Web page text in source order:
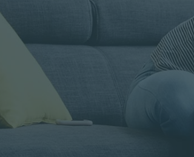
ESTIMATION DE MON BIEN
Rayon